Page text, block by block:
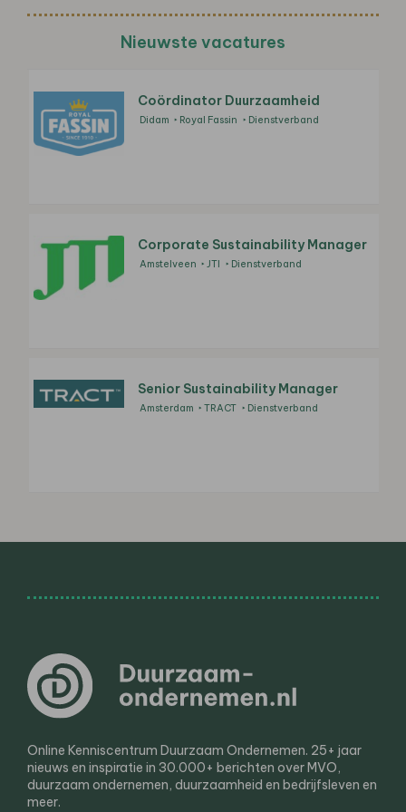
Nieuwste vacatures
Coördinator Duurzaamheid
Didam Royal Fassin Dienstverband
Corporate Sustainability Manager
Amstelveen JTI Dienstverband
Senior Sustainability Manager
Amsterdam TRACT Dienstverband
Online Kenniscentrum Duurzaam Ondernemen. 25+ jaar
nieuws en inspiratie in 30.000+ berichten over MVO,
duurzaam ondernemen, duurzaamheid en bedrijfsleven en
meer.